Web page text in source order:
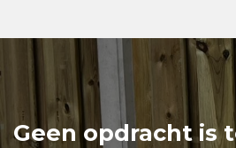
Geen opdracht is